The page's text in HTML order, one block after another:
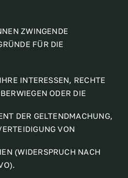
ZWINGENDE
FÜR DIE
INTERESSEN, RECHTE
ODER DIE
DER GELTENDMACHUNG,
VON
(WIDERSPRUCH NACH